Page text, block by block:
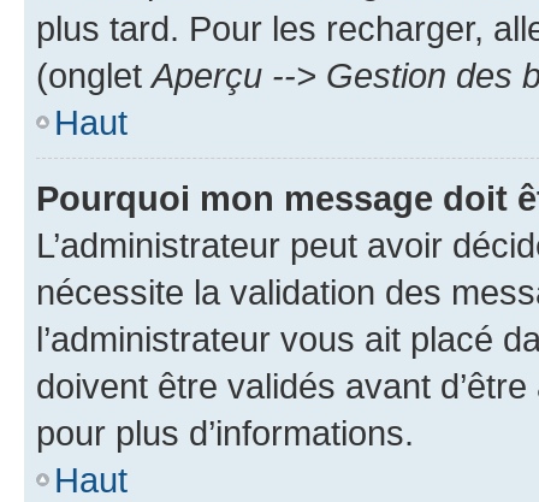
plus tard. Pour les recharger,
(onglet Aperçu --> Gestion des
Haut
Pourquoi mon message doit
L’administrateur peut avoir
nécessite la validation des
l’administrateur vous ait placé
doivent être validés avant
pour plus d’informations.
Haut